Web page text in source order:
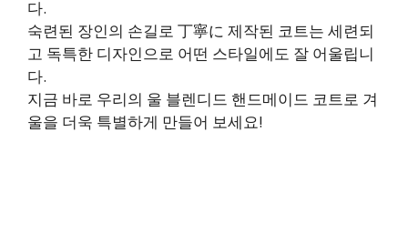
다.
숙련된 장인의 손길로 丁寧に 제작된 코트는 세련되
고 독특한 디자인으로 어떤 스타일에도 잘 어울립니
다.
지금 바로 우리의 울 블렌디드 핸드메이드 코트로 겨
울을 더욱 특별하게 만들어 보세요!